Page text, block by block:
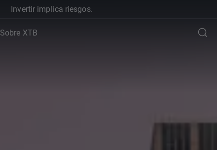
Invertir implica riesgos.
Sobre XTB